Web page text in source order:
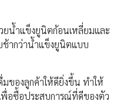
ยน้ำแข็งยูนิตก้อนเหลี่ยมและ
ช้ากว่าน้ำแข็งยูนิตแบบ
มของลูกค้าให้ดียิ่งขึ้น ทำให้
พื่อซื้อประสบการณ์ที่ดีของตัว